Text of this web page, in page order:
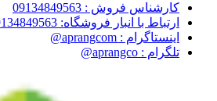
کارشناس فروش : 09134849563
ارتباط با انبار فروشگاه: 09134849563
اینستاگرام : aprangcom@
تلگرام : aprangco@